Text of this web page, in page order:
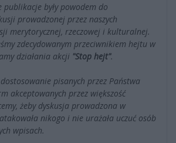
publikacje były powodem do
prowadzonej przez naszych
merytorycznej, rzeczowej i kulturalnej.
zdecydowanym przeciwnikiem hejtu w
działania akcji "Stop hejt".
pisanych przez Państwa
akceptowanych przez większość
żeby dyskusja prowadzona w
nikogo i nie urażała uczuć osób
wpisach.